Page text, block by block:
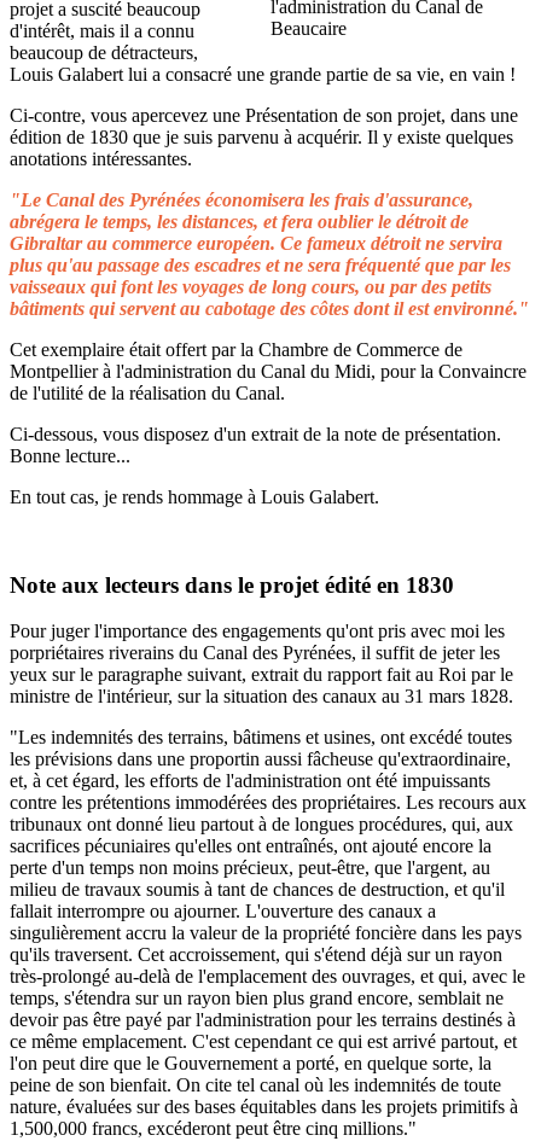
projet a suscité beaucoup
d'intérêt, mais il a connu
beaucoup de détracteurs,
Louis Galabert lui a consacré une grande partie de sa vie, en vain !
Ci-contre, vous apercevez une Présentation de son projet, dans une
édition de 1830 que je suis parvenu à acquérir. Il y existe quelques
anotations intéressantes.
"Le Canal des Pyrénées économisera les frais d'assurance,
abrégera le temps, les distances, et fera oublier le détroit de
Gibraltar au commerce européen. Ce fameux détroit ne servira
plus qu'au passage des escadres et ne sera fréquenté que par les
vaisseaux qui font les voyages de long cours, ou par des petits
bâtiments qui servent au cabotage des côtes dont il est environné."
Cet exemplaire était offert par la Chambre de Commerce de
Montpellier à l'administration du Canal du Midi, pour la Convaincre
de l'utilité de la réalisation du Canal.
Ci-dessous, vous disposez d'un extrait de la note de présentation.
Bonne lecture...
En tout cas, je rends hommage à Louis Galabert.
Note aux lecteurs dans le projet édité en 1830
Pour juger l'importance des engagements qu'ont pris avec moi les
porpriétaires riverains du Canal des Pyrénées, il suffit de jeter les
yeux sur le paragraphe suivant, extrait du rapport fait au Roi par le
ministre de l'intérieur, sur la situation des canaux au 31 mars 1828.
"Les indemnités des terrains, bâtimens et usines, ont excédé toutes
les prévisions dans une proportin aussi fâcheuse qu'extraordinaire,
et, à cet égard, les efforts de l'administration ont été impuissants
contre les prétentions immodérées des propriétaires. Les recours aux
tribunaux ont donné lieu partout à de longues procédures, qui, aux
sacrifices pécuniaires qu'elles ont entraînés, ont ajouté encore la
perte d'un temps non moins précieux, peut-être, que l'argent, au
milieu de travaux soumis à tant de chances de destruction, et qu'il
fallait interrompre ou ajourner. L'ouverture des canaux a
singulièrement accru la valeur de la propriété foncière dans les pays
qu'ils traversent. Cet accroissement, qui s'étend déjà sur un rayon
très-prolongé au-delà de l'emplacement des ouvrages, et qui, avec le
temps, s'étendra sur un rayon bien plus grand encore, semblait ne
devoir pas être payé par l'administration pour les terrains destinés à
ce même emplacement. C'est cependant ce qui est arrivé partout, et
l'on peut dire que le Gouvernement a porté, en quelque sorte, la
peine de son bienfait. On cite tel canal où les indemnités de toute
nature, évaluées sur des bases équitables dans les projets primitifs à
1,500,000 francs, excéderont peut être cinq millions."